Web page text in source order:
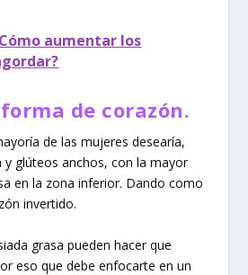
aumentar los
de corazón.
de las mujeres desearía,
y glúteos anchos, con la mayor
en la zona inferior. Dando como
invertido.
grasa pueden hacer que
eso que debe enfocarte en un